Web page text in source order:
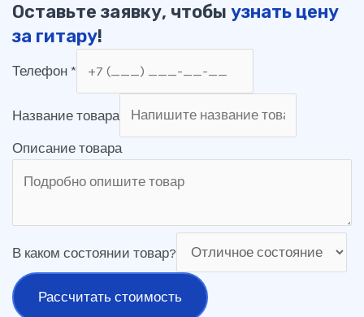
Оставьте заявку, чтобы узнать цену
за гитару!
Телефон *
Название товара
Описание товара
В каком состоянии товар?
Рассчитать стоимость